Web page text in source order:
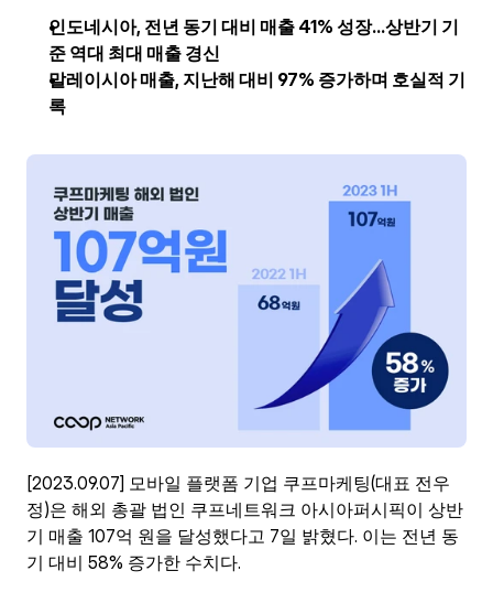
뉴스룸
ENG
인도네시아, 전년 동기 대비 매출 41% 성장…상반기 기
준 역대 최대 매출 경신
말레이시아 매출, 지난해 대비 97% 증가하며 호실적 기
록
[2023.09.07] 모바일 플랫폼 기업 쿠프마케팅(대표 전우
정)은 해외 총괄 법인 쿠프네트워크 아시아퍼시픽이 상반
기 매출 107억 원을 달성했다고 7일 밝혔다. 이는 전년 동
기 대비 58% 증가한 수치다.